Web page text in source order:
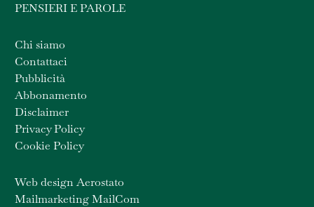
PENSIERI E PAROLE
Chi siamo
Contattaci
Pubblicità
Abbonamento
Disclaimer
Privacy Policy
Cookie Policy
Web design Aerostato
Mailmarketing MailCom